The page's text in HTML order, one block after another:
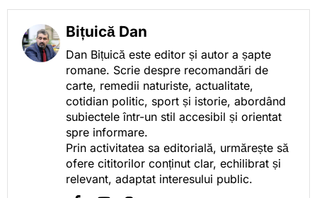
Bițuică Dan
Dan Bițuică este editor și autor a șapte
romane. Scrie despre recomandări de
carte, remedii naturiste, actualitate,
cotidian politic, sport și istorie, abordând
subiectele într-un stil accesibil și orientat
spre informare.
Prin activitatea sa editorială, urmărește să
ofere cititorilor conținut clar, echilibrat și
relevant, adaptat interesului public.